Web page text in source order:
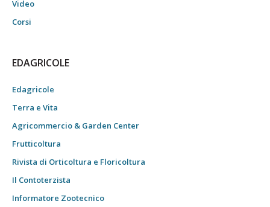
Video
Corsi
EDAGRICOLE
Edagricole
Terra e Vita
Agricommercio & Garden Center
Frutticoltura
Rivista di Orticoltura e Floricoltura
Il Contoterzista
Informatore Zootecnico